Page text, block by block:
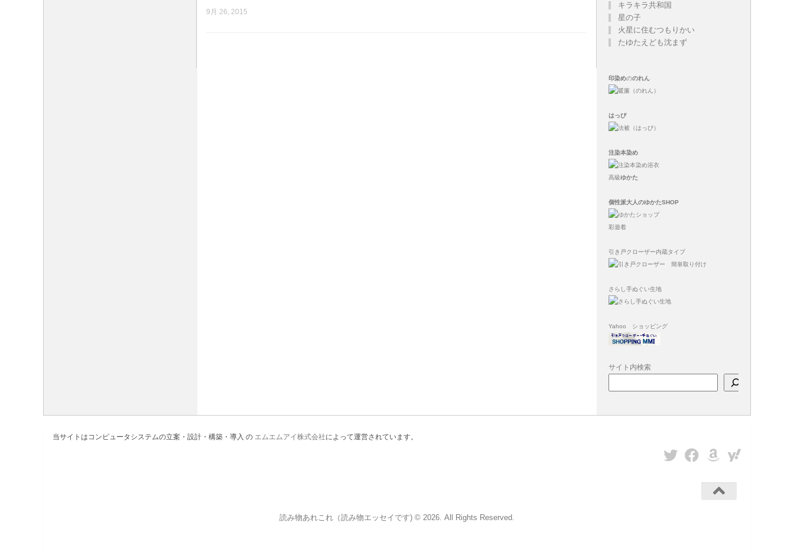
9月 26, 2015
キラキラ共和国
星の子
火星に住むつもりかい
たゆたえども沈まず
印染めののれん
はっぴ
注染本染め
高級ゆかた
個性派大人のゆかたSHOP
彩遊着
引き戸クローザー内蔵タイプ
さらし手ぬぐい生地
Yahoo ショッピング
サイト内検索
当サイトはコンピュータシステムの立案・設計・構築・導入 の エムエムアイ株式会社によって運営されています。
読み物あれこれ（読み物エッセイです) © 2026. All Rights Reserved.